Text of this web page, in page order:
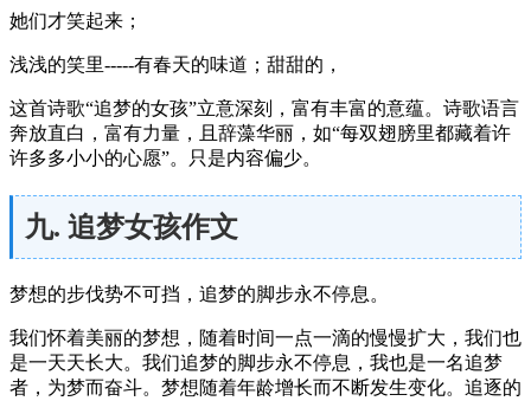
她们才笑起来；
浅浅的笑里-----有春天的味道；甜甜的，
这首诗歌“追梦的女孩”立意深刻，富有丰富的意蕴。诗歌语言
奔放直白，富有力量，且辞藻华丽，如“每双翅膀里都藏着许
许多多小小的心愿”。只是内容偏少。
九. 追梦女孩作文
梦想的步伐势不可挡，追梦的脚步永不停息。
我们怀着美丽的梦想，随着时间一点一滴的慢慢扩大，我们也
是一天天长大。我们追梦的脚步永不停息，我也是一名追梦
者，为梦而奋斗。梦想随着年龄增长而不断发生变化。追逐的